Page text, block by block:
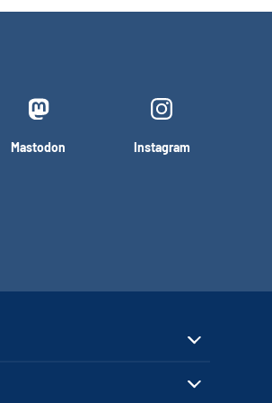
Mastodon Instagram